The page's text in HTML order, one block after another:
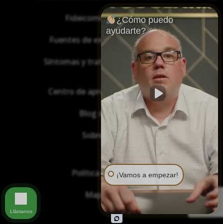
Fideicomisos de asbesto
Fuentes de exposición al asbesto
Síntomas y tratamiento del asbesto
Centro de aprendizaje de asbesto
Blog de Asbestos
Sobre Nosotros
Política de privacidad
Mapa del sitio
¿Cómo puedo
ayudarte?
¡Vamos a empezar!
Llámanos